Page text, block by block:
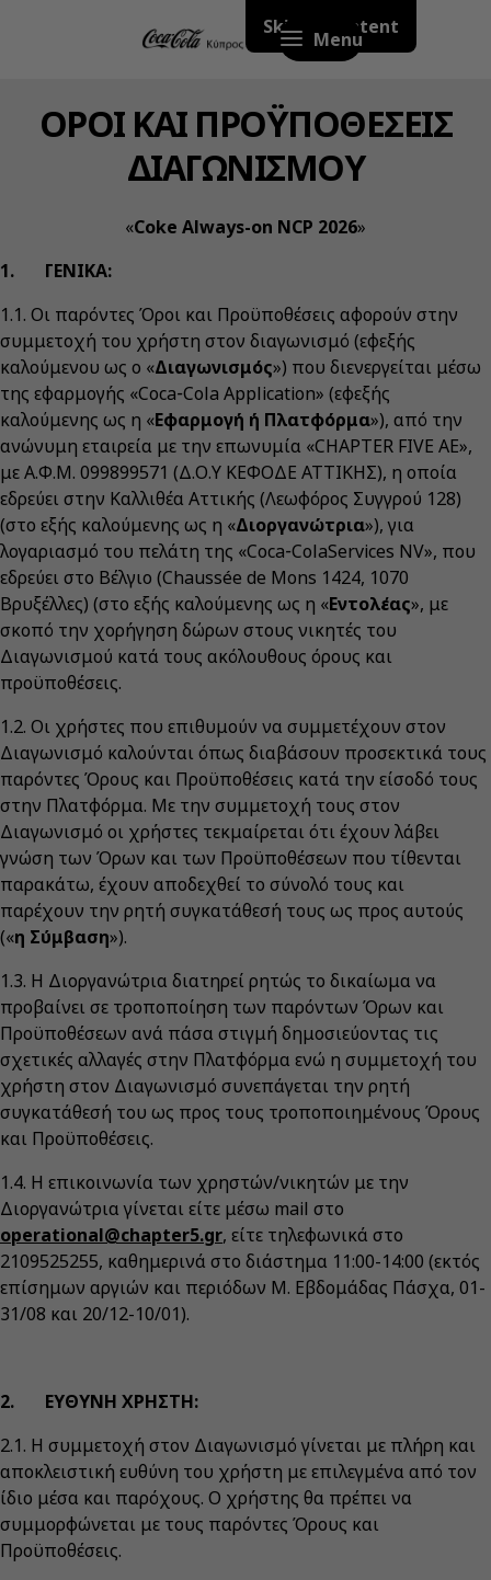
Skip to content
Menu
ΟΡΟΙ ΚΑΙ ΠΡΟΫΠΟΘΕΣΕΙΣ
ΔΙΑΓΩΝΙΣΜΟΥ
«Coke Always-on NCP 2026»
1. ΓΕΝΙΚΑ:
1.1. Οι παρόντες Όροι και Προϋποθέσεις αφορούν στην
συμμετοχή του χρήστη στον διαγωνισμό (εφεξής
καλούμενου ως ο «Διαγωνισμός») που διενεργείται μέσω
της εφαρμογής «Coca‑Cola Application» (εφεξής
καλούμενης ως η «Εφαρμογή ή Πλατφόρμα»), από την
ανώνυμη εταιρεία με την επωνυμία «CHAPTER FIVE ΑΕ»,
με Α.Φ.Μ. 099899571 (Δ.Ο.Υ ΚΕΦΟΔΕ ΑΤΤΙΚΗΣ), η οποία
εδρεύει στην Καλλιθέα Αττικής (Λεωφόρος Συγγρού 128)
(στο εξής καλούμενης ως η «Διοργανώτρια»), για
λογαριασμό του πελάτη της «Coca‑ColaServices NV», που
εδρεύει στο Βέλγιο (Chaussée de Mons 1424, 1070
Βρυξέλλες) (στο εξής καλούμενης ως η «Εντολέας», με
σκοπό την χορήγηση δώρων στους νικητές του
Διαγωνισμού κατά τους ακόλουθους όρους και
προϋποθέσεις.
1.2. Οι χρήστες που επιθυμούν να συμμετέχουν στον
Διαγωνισμό καλούνται όπως διαβάσουν προσεκτικά τους
παρόντες Όρους και Προϋποθέσεις κατά την είσοδό τους
στην Πλατφόρμα. Με την συμμετοχή τους στον
Διαγωνισμό οι χρήστες τεκμαίρεται ότι έχουν λάβει
γνώση των Όρων και των Προϋποθέσεων που τίθενται
παρακάτω, έχουν αποδεχθεί το σύνολό τους και
παρέχουν την ρητή συγκατάθεσή τους ως προς αυτούς
(«η Σύμβαση»).
1.3. Η Διοργανώτρια διατηρεί ρητώς το δικαίωμα να
προβαίνει σε τροποποίηση των παρόντων Όρων και
Προϋποθέσεων ανά πάσα στιγμή δημοσιεύοντας τις
σχετικές αλλαγές στην Πλατφόρμα ενώ η συμμετοχή του
χρήστη στον Διαγωνισμό συνεπάγεται την ρητή
συγκατάθεσή του ως προς τους τροποποιημένους Όρους
και Προϋποθέσεις.
1.4. Η επικοινωνία των χρηστών/νικητών με την
Διοργανώτρια γίνεται είτε μέσω mail στο
operational@chapter5.gr, είτε τηλεφωνικά στο
2109525255, καθημερινά στο διάστημα 11:00-14:00 (εκτός
επίσημων αργιών και περιόδων Μ. Εβδομάδας Πάσχα, 01-
31/08 και 20/12-10/01).
2. ΕΥΘΥΝΗ ΧΡΗΣΤΗ:
2.1. Η συμμετοχή στον Διαγωνισμό γίνεται με πλήρη και
αποκλειστική ευθύνη του χρήστη με επιλεγμένα από τον
ίδιο μέσα και παρόχους. Ο χρήστης θα πρέπει να
συμμορφώνεται με τους παρόντες Όρους και
Προϋποθέσεις.